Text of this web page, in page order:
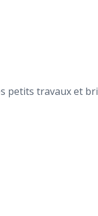
petits travaux et